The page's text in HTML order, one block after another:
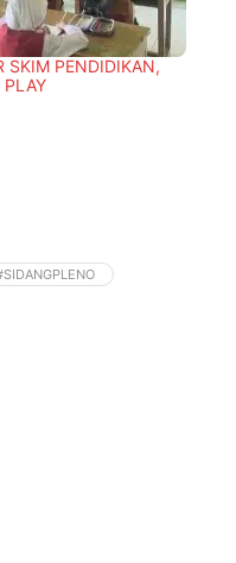
SKIM PENDIDIKAN,
PLAY